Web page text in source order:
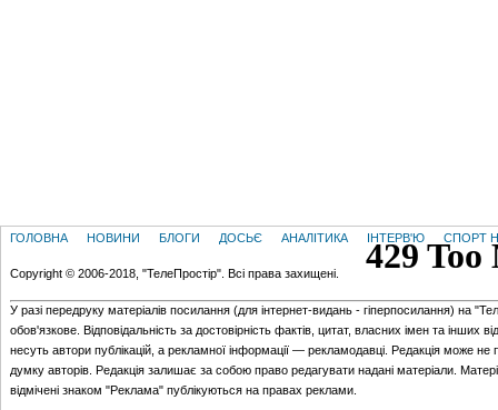
ГОЛОВНА НОВИНИ БЛОГИ ДОСЬЄ АНАЛІТИКА ІНТЕРВ'Ю СПОРТ
Copyright © 2006-2018, "ТелеПростір". Всі права захищені.
У разі передруку матеріалів посилання (для iнтернет-видань - гiперпосилання) на
обов'язкове. Відповідальність за достовірність фактів, цитат, власних імен та інших
несуть автори публікацій, а рекламної інформації — рекламодавці. Редакція може не
думку авторів. Редакція залишає за собою право редагувати надані матеріали.
відмічені знаком "Реклама" публікуються на правах реклами.